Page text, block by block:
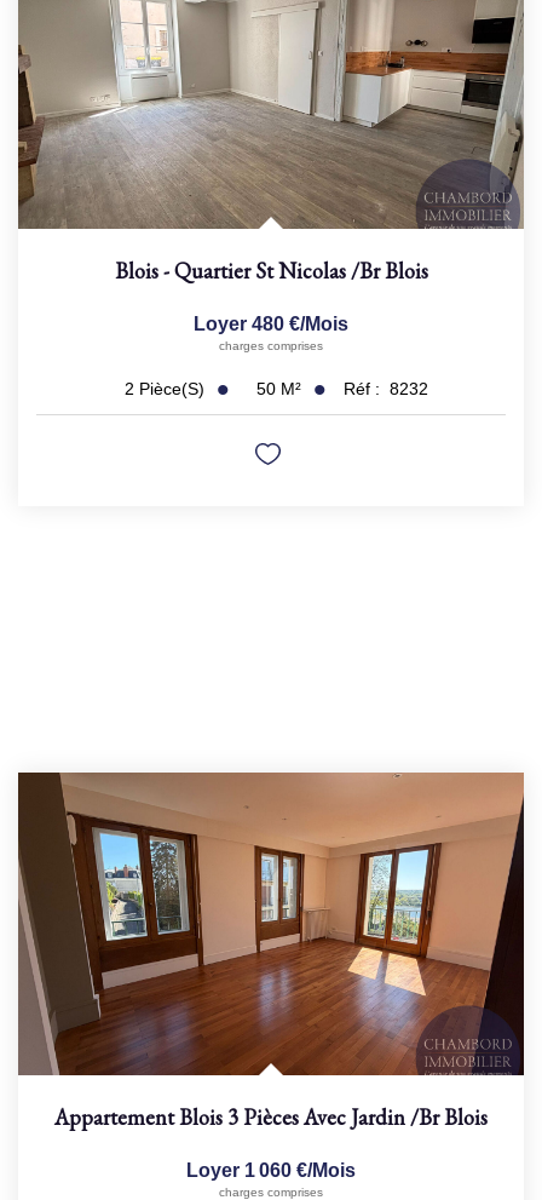
Nos Témoignages
ESPACE CLIENT
Blois - Quartier St Nicolas/brBlois
Loyer 480 €/mois
charges comprises
2 Pièce(s) 50 M² Réf : 8232
Appartement Blois 3 Pièces Avec Jardin/brBlois
Loyer 1 060 €/mois
charges comprises